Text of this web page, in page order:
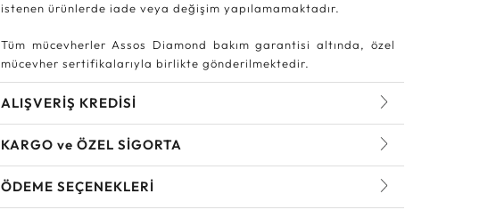
istenen ürünlerde iade veya değişim yapılamamaktadır.
Tüm mücevherler Assos Diamond bakım garantisi altında, özel
mücevher sertifikalarıyla birlikte gönderilmektedir.
ALIŞVERİŞ KREDİSİ
KARGO ve ÖZEL SİGORTA
ÖDEME SEÇENEKLERİ